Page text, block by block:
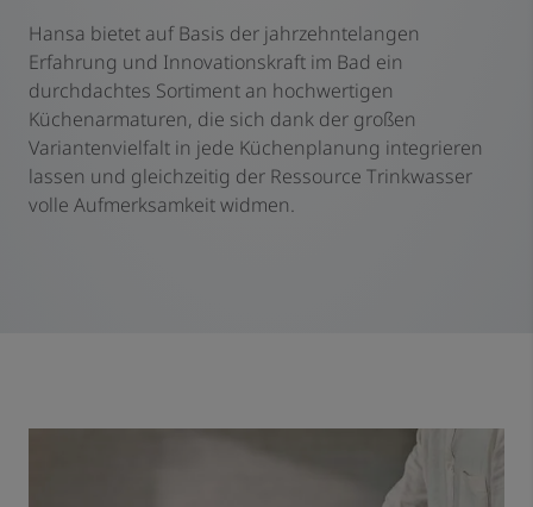
Hansa bietet auf Basis der jahrzehntelangen
Erfahrung und Innovationskraft im Bad ein
durchdachtes Sortiment an hochwertigen
Küchenarmaturen, die sich dank der großen
Variantenvielfalt in jede Küchenplanung integrieren
lassen und gleichzeitig der Ressource Trinkwasser
volle Aufmerksamkeit widmen.